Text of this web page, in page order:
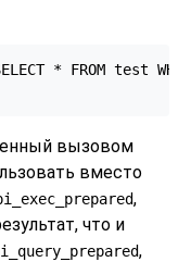
* FROM test
вызовом
вместо
,
что и
,